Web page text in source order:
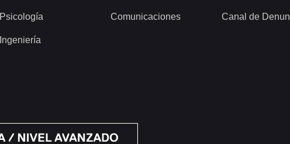
Psicología
Ingeniería
Comunicaciones Canal de